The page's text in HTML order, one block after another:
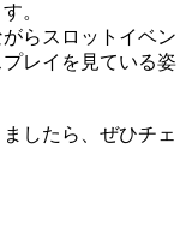
。
らスロットイベン
レイを見ている姿
したら、ぜひチェ